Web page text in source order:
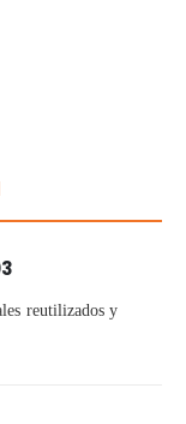
reutilizados y